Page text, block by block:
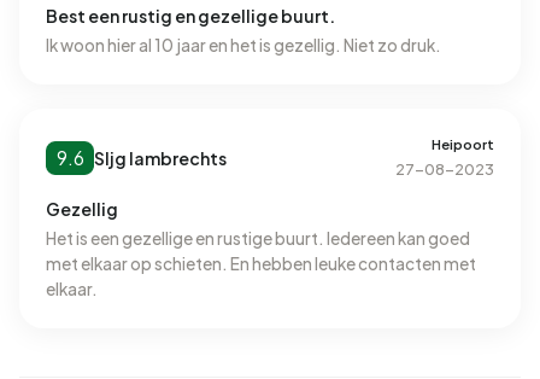
Best een rustig en gezellige buurt.
Ik woon hier al 10 jaar en het is gezellig. Niet zo druk.
9.6 Sljg lambrechts
Heipoort
27-08-2023
Gezellig
Het is een gezellige en rustige buurt. Iedereen kan goed
met elkaar op schieten. En hebben leuke contacten met
elkaar.